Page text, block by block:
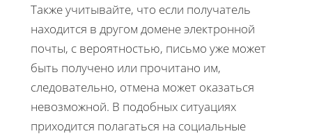
Также учитывайте, что если получатель
находится в другом домене электронной
почты, с вероятностью, письмо уже может
быть получено или прочитано им,
следовательно, отмена может оказаться
невозможной. В подобных ситуациях
приходится полагаться на социальные